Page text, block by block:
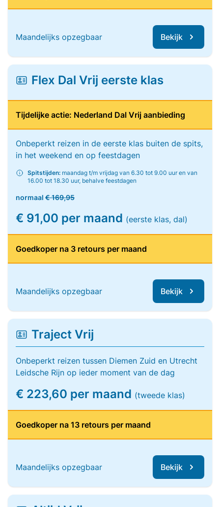
Maandelijks opzegbaar Bekijk
Flex Dal Vrij eerste klas
Tijdelijke actie: Nederland Dal Vrij aanbieding
Onbeperkt reizen in de eerste klas buiten de spits,
in het weekend en op feestdagen
Spitstijden: maandag t/m vrijdag van 6.30 tot 9.00 uur en van
16.00 tot 18.30 uur, behalve feestdagen
normaal € 169,95
€ 91,00 per maand (eerste klas, dal)
Goedkoper na 3 retours per maand
Maandelijks opzegbaar Bekijk
Traject Vrij
Onbeperkt reizen tussen Diemen Zuid en Utrecht
Leidsche Rijn op ieder moment van de dag
€ 223,60 per maand (tweede klas)
Goedkoper na 13 retours per maand
Maandelijks opzegbaar Bekijk